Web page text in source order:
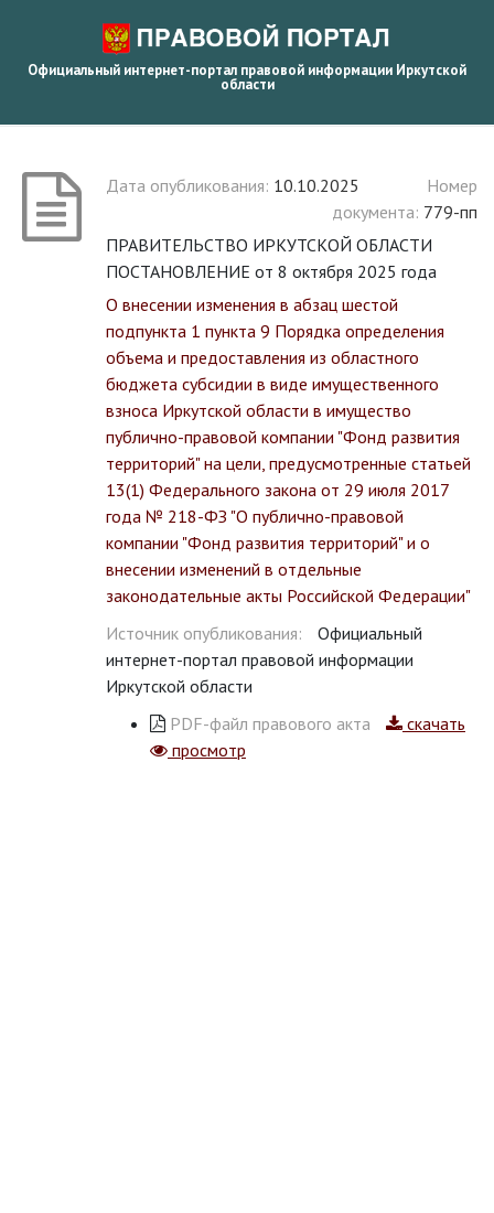
Официальный интернет-портал правовой информации Иркутской
области
Дата опубликования: 10.10.2025
Номер
документа: 779-пп
ПРАВИТЕЛЬСТВО ИРКУТСКОЙ ОБЛАСТИ
ПОСТАНОВЛЕНИЕ от 8 октября 2025 года
О внесении изменения в абзац шестой
подпункта 1 пункта 9 Порядка определения
объема и предоставления из областного
бюджета субсидии в виде имущественного
взноса Иркутской области в имущество
публично-правовой компании "Фонд развития
территорий" на цели, предусмотренные статьей
13(1) Федерального закона от 29 июля 2017
года № 218-ФЗ "О публично-правовой
компании "Фонд развития территорий" и о
внесении изменений в отдельные
законодательные акты Российской Федерации"
Источник опубликования:
Официальный
интернет-портал правовой информации
Иркутской области
PDF-файл правового акта
скачать
просмотр